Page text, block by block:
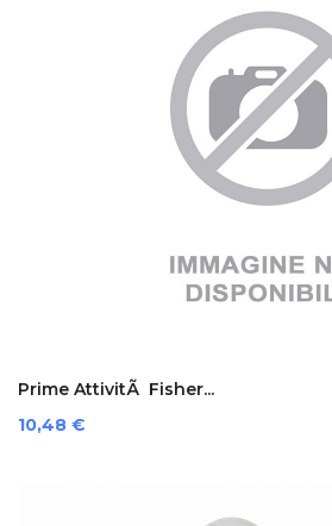
Prime AttivitÃ Fisher...
Prezzo
10,48 €